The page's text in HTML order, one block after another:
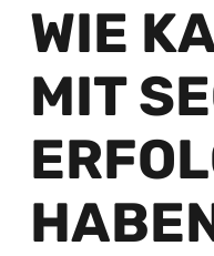
WIE
MIT